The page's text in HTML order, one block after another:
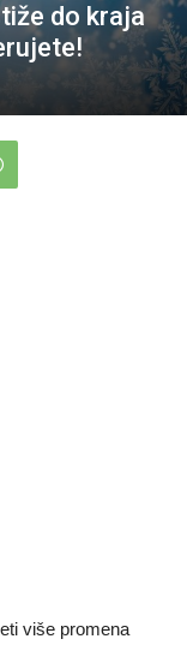
do kraja
više promena